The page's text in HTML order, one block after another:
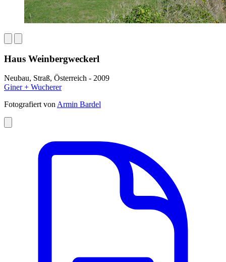
Haus Weinbergweckerl
Neubau, Straß, Österreich - 2009
Giner + Wucherer
Fotografiert vonArmin Bardel